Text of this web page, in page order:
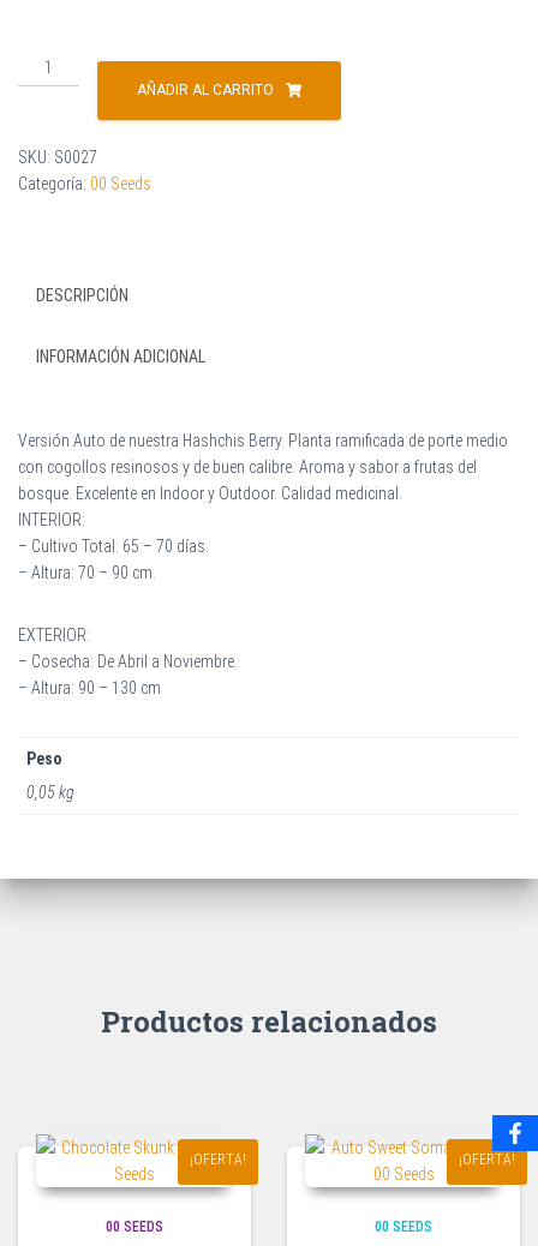
AÑADIR AL CARRITO
SKU: S0027
Categoría: 00 Seeds
DESCRIPCIÓN
INFORMACIÓN ADICIONAL
Versión Auto de nuestra Hashchis Berry. Planta ramificada de porte medio
con cogollos resinosos y de buen calibre. Aroma y sabor a frutas del
bosque. Excelente en Indoor y Outdoor. Calidad medicinal.
INTERIOR:
– Cultivo Total: 65 – 70 días.
– Altura: 70 – 90 cm.
EXTERIOR:
– Cosecha: De Abril a Noviembre.
– Altura: 90 – 130 cm
Peso
0,05 kg
Productos relacionados
¡OFERTA!
00 SEEDS
¡OFERTA!
00 SEEDS